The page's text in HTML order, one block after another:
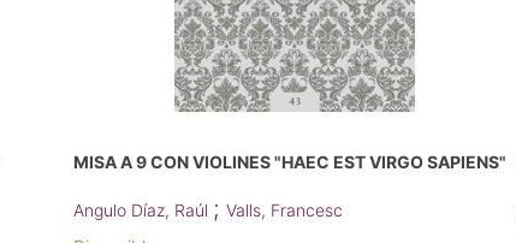
MISA A 9 CON VIOLINES "HAEC EST VIRGO SAPIENS"
Angulo Díaz, Raúl ; Valls, Francesc